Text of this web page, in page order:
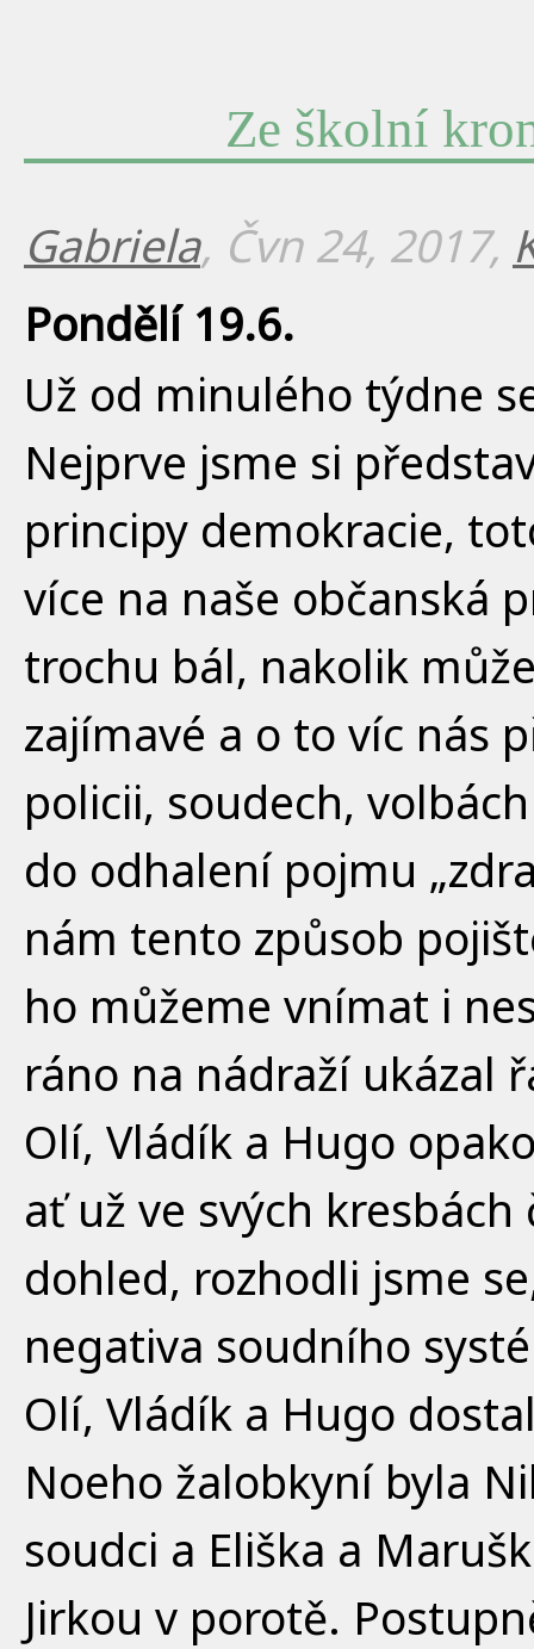
Ze školní
Gabriela, Čvn 24, 2017,
Pondělí 19.6.
Už od minulého týdne
Nejprve jsme si
principy demokracie,
více na naše občanská
trochu bál, nakolik
zajímavé a o to víc nás
policii, soudech,
do odhalení pojmu
nám tento způsob
ho můžeme vnímat i
ráno na nádraží ukázal
Olí, Vládík a Hugo
ať už ve svých
dohled, rozhodli jsme
negativa soudního
Olí, Vládík a Hugo
Noeho žalobkyní byla
soudci a Eliška a
Jirkou v porotě.